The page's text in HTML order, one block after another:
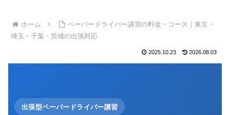
ホーム
ペーパードライバー講習の料金・コース｜東京・
埼玉・千葉・茨城の出張対応
2025.10.23 2026.08.03
出張型ペーパードライバー講習